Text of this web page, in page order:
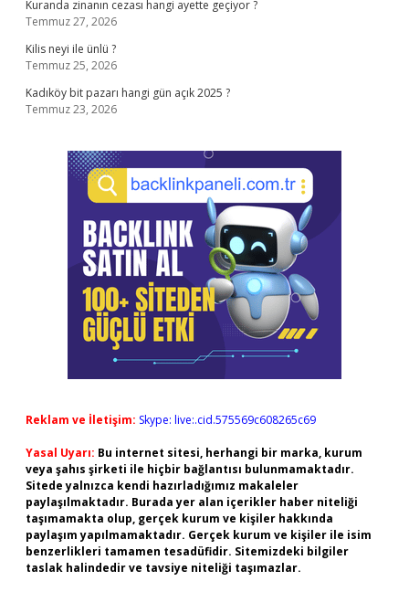
Kuranda zinanın cezası hangi ayette geçiyor ?
Temmuz 27, 2026
Kilis neyi ile ünlü ?
Temmuz 25, 2026
Kadıköy bit pazarı hangi gün açık 2025 ?
Temmuz 23, 2026
Reklam ve İletişim: Skype: live:.cid.575569c608265c69
Yasal Uyarı: Bu internet sitesi, herhangi bir marka, kurum
veya şahıs şirketi ile hiçbir bağlantısı bulunmamaktadır.
Sitede yalnızca kendi hazırladığımız makaleler
paylaşılmaktadır. Burada yer alan içerikler haber niteliği
taşımamakta olup, gerçek kurum ve kişiler hakkında
paylaşım yapılmamaktadır. Gerçek kurum ve kişiler ile isim
benzerlikleri tamamen tesadüfidir. Sitemizdeki bilgiler
taslak halindedir ve tavsiye niteliği taşımazlar.